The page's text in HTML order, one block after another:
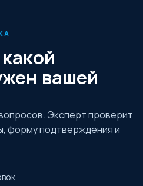
вашей
Эксперт проверит
форму подтверждения и